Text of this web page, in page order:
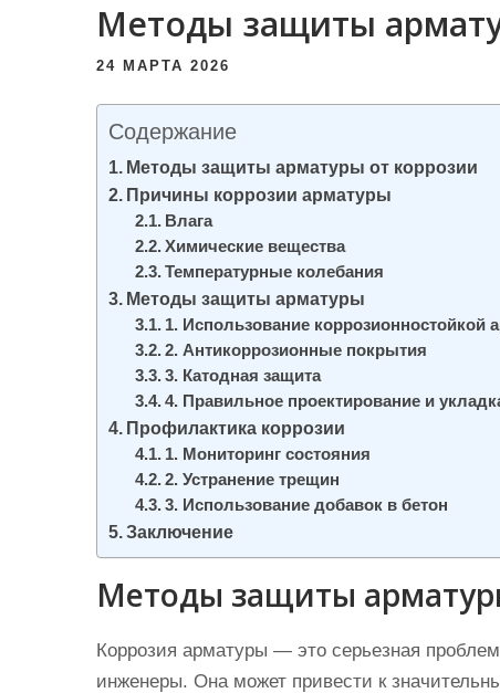
Методы защиты
24 МАРТА 2026
Содержание
Методы защиты арматуры от коррозии
Причины коррозии арматуры
Влага
Химические вещества
Температурные колебания
Методы защиты арматуры
1. Использование коррозионностойкой
2. Антикоррозионные покрытия
3. Катодная защита
4. Правильное проектирование и
Профилактика коррозии
1. Мониторинг состояния
2. Устранение трещин
3. Использование добавок в бетон
Заключение
Методы защиты
Коррозия арматуры — это серьезная
инженеры. Она может привести к